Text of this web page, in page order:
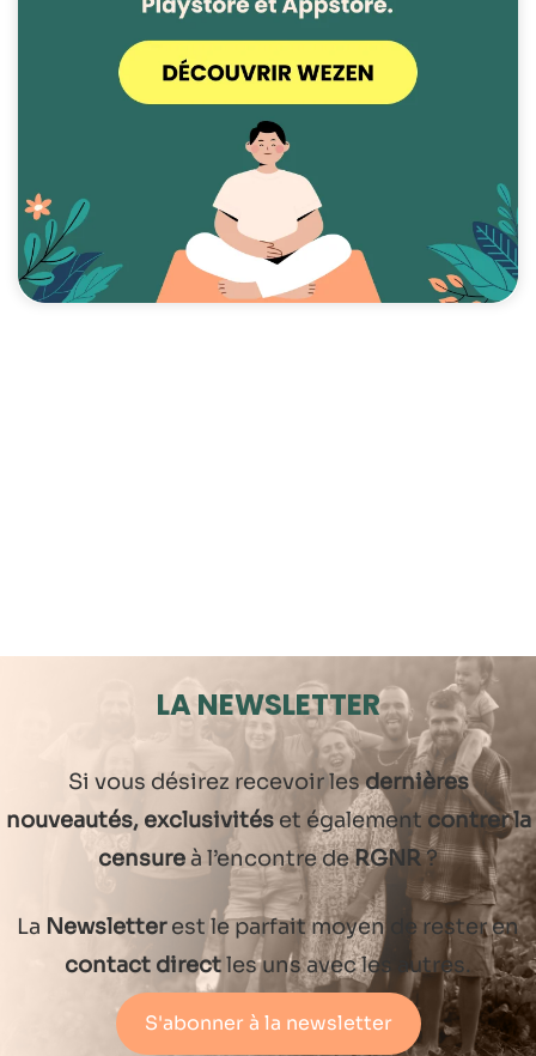
LA NEWSLETTER
Si vous désirez recevoir lesdernières
nouveautés, exclusivitéset également contrer la
censureà l’encontre deRGNR?
La Newsletterest le parfait moyen de rester en
contact directles uns avec les autres.
S'abonner à la newsletter